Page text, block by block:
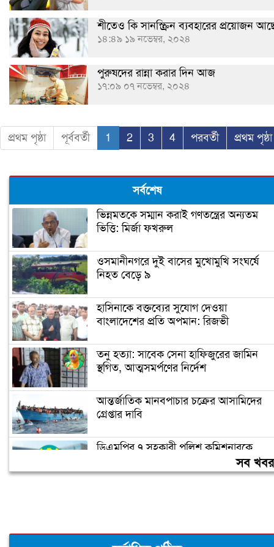
শীতেও কি সানস্ক্রিন ব্যবহারের প্রয়োজন
১৪:৪৯ ১৯ নভেম্বর, ২০২৪
পুরুষদের রান্না করার দিন আজ
১৭:০৯ ০৭ নভেম্বর, ২০২৪
প্রথম পৃষ্ঠা পূর্ববর্তী 1 2 3 4 পরবর্তী প্রথম পৃষ্ঠা
সর্বশেষ
ভিন্নমতকে সম্মান করাই গণতন্ত্রের অন্যতম
ভিত্তি: মির্জা ফখরুল
ওসমানীনগরে দুই বাসের মুখোমুখি সংঘর্ষে
নিহত বেড়ে ৯
হাসিনাকে বক্তব্যের সুযোগ দেওয়া
বাংলাদেশের প্রতি অপমান: রিজভী
তনু হত্যা: সাবেক সেনা হাফিজুরের জামিন
স্থগিত, আত্মসমর্পণের নির্দেশ
আন্তর্জাতিক মানবপাচার চক্রের আসামিদের
গ্রেপ্তার দাবি
ডিএমপির ৭ সহকারী পুলিশ কমিশনারকে
সব